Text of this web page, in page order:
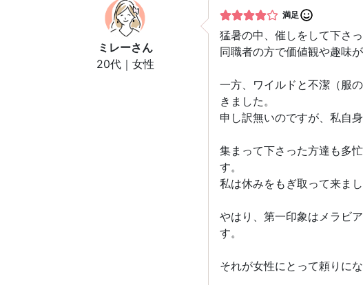
ミレーさん
20代｜女性
満足
猛暑の中、催しをして下さ
同職者の方で価値観や趣味
一方、ワイルドと不潔（服
きました。
申し訳無いのですが、私自
集まって下さった方達も多
す。
私は休みをもぎ取って来ま
やはり、第一印象はメラビ
す。
それが女性にとって頼りに